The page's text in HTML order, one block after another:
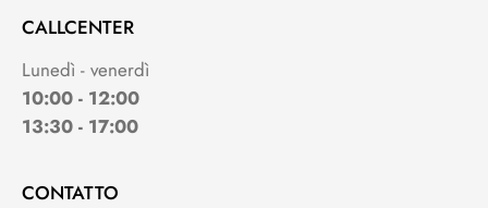
CALLCENTER
Lunedì - venerdì
10:00 - 12:00
13:30 - 17:00
CONTATTO